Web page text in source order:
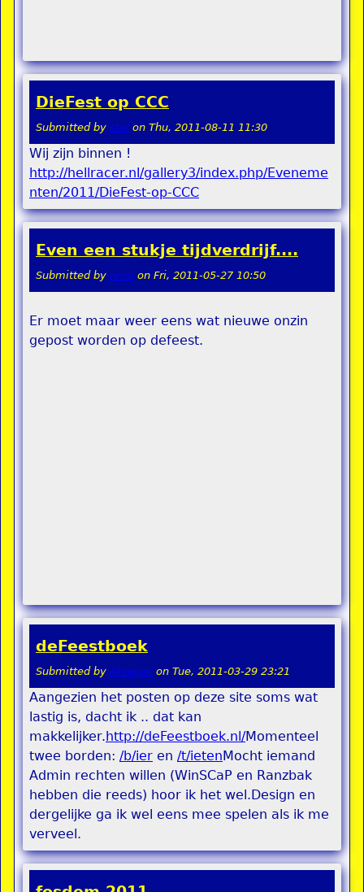
DieFest op CCC
Submitted by stel on Thu, 2011-08-11 11:30
Wij zijn binnen !
http://hellracer.nl/gallery3/index.php/Eveneme
nten/2011/DieFest-op-CCC
Even een stukje tijdverdrijf....
Submitted by remi on Fri, 2011-05-27 10:50
Er moet maar weer eens wat nieuwe onzin
gepost worden op defeest.
deFeestboek
Submitted byAnnejan on Tue, 2011-03-29 23:21
Aangezien het posten op deze site soms wat
lastig is, dacht ik .. dat kan
makkelijker.http://deFeestboek.nl/Momenteel
twee borden: /b/ier en /t/ietenMocht iemand
Admin rechten willen (WinSCaP en Ranzbak
hebben die reeds) hoor ik het wel.Design en
dergelijke ga ik wel eens mee spelen als ik me
verveel.